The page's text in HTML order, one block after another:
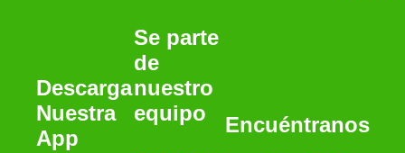
Descarga
Nuestra
App
Se parte
de
nuestro
equipo
Encuéntranos